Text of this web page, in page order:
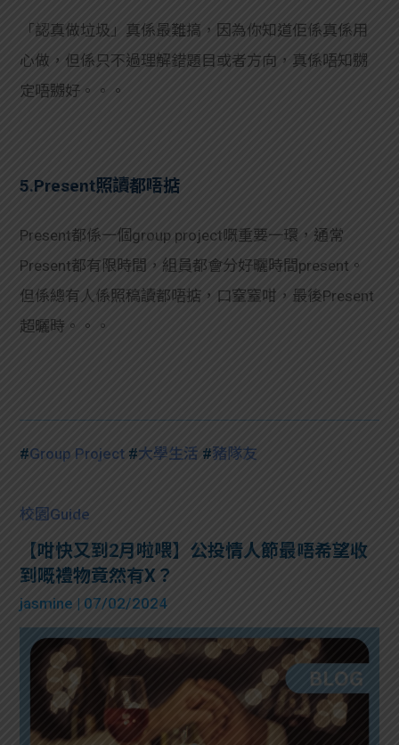
「認真做垃圾」真係最難搞，因為你知道佢係真係用
心做，但係只不過理解錯題目或者方向，真係唔知嬲
定唔嬲好。。。
5.Present照讀都唔掂
Present都係一個group project嘅重要一環，通常
Present都有限時間，組員都會分好曬時間present。
但係總有人係照稿讀都唔掂，口窒窒咁，最後Present
超曬時。。。
#Group Project #大學生活 #豬隊友
校園Guide
【咁快又到2月啦喂】公投情人節最唔希望收
到嘅禮物竟然有X？
jasmine | 07/02/2024